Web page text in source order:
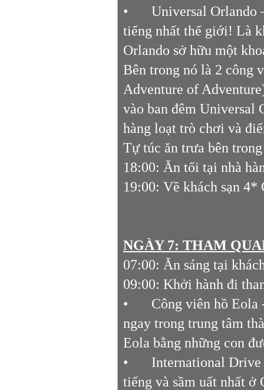
•
Universal Orlando
tiếng nhất thế giới! Là
Orlando sở hữu một
Bên trong nó là 2 công
Adventure of
vào ban đêm Universal
hàng loạt trò chơi và
Tự túc ăn trưa bên
18:00: Ăn tối tại nhà
19:00: Về khách sạn
NGÀY 7: THAM
07:00: Ăn sáng tại
09:00: Khởi hành đi
•
Công viên hồ Eola
ngay trong trung tâm
Eola bằng những con
•
International
tiếng và sầm uất nhất